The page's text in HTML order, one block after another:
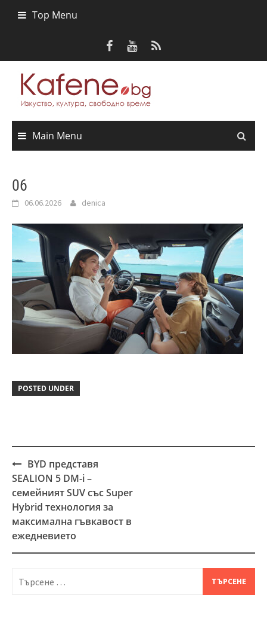
Top Menu
Main Menu
06
06.06.2026 denica
POSTED UNDER
Post
navigation
BYD представя
SEALION 5 DM-i –
семейният SUV със Super
Hybrid технология за
максимална гъвкавост в
ежедневието
за: